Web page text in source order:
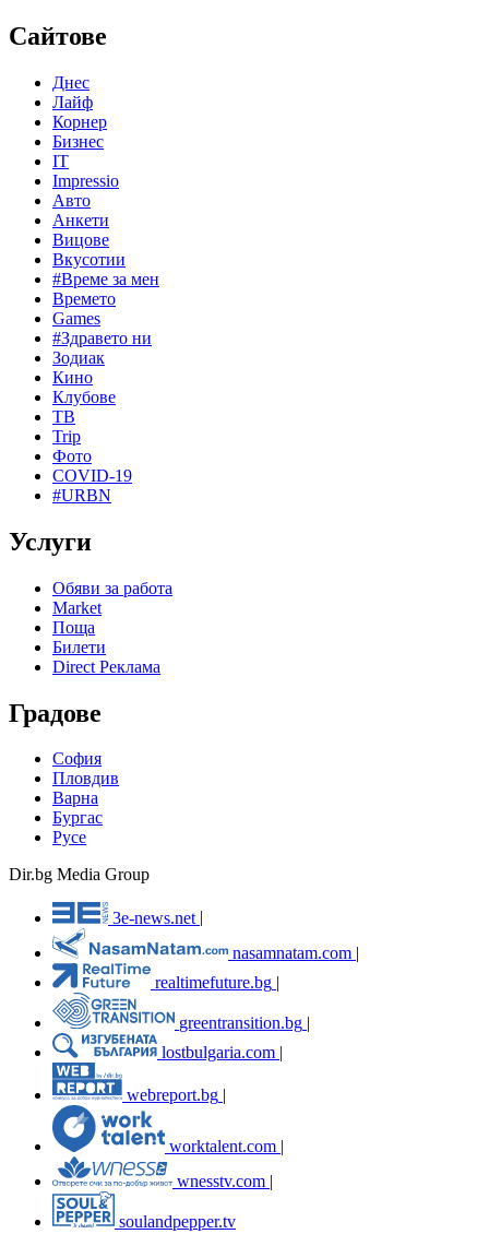
Сайтове
Днес
Лайф
Корнер
Бизнес
IT
Impressio
Авто
Анкети
Вицове
Вкусотии
#Време за мен
Времето
Games
#Здравето ни
Зодиак
Кино
Клубове
ТВ
Trip
Фото
COVID-19
#URBN
Услуги
Обяви за работа
Market
Поща
Билети
Direct Реклама
Градове
София
Пловдив
Варна
Бургас
Русе
Dir.bg Media Group
3e-news.net
nasamnatam.com |
realtimefuture.bg |
greentransition.bg |
lostbulgaria.com |
webreport.bg
worktalent.com |
wnesstv.com |
soulandpepper.tv